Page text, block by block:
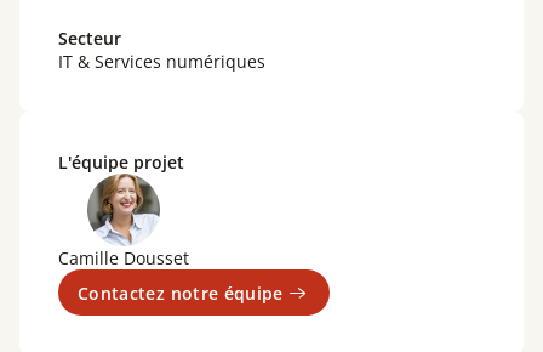
Secteur
IT & Services numériques
L'équipe projet
Camille Dousset
Contactez notre équipe